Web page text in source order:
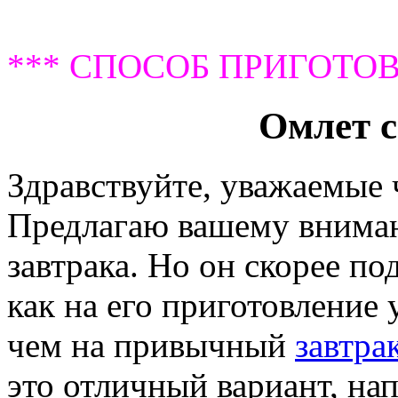
*** СПОСОБ
Омлет
Здравствуйте, уважаемые
Предлагаю вашему
завтрака. Но он скорее
как на его
чем на привычный
это отличный вариант,